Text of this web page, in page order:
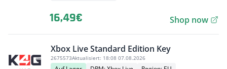
16,49€ Shop now
Xbox Live Standard Edition Key
2675573Aktualisiert: 18:08 07.08.2026